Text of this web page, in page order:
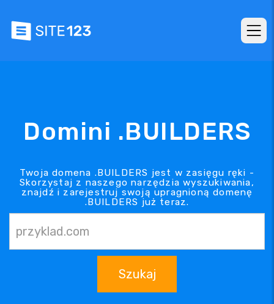
Domini .BUILDERS
Twoja domena .BUILDERS jest w zasięgu ręki -
Skorzystaj z naszego narzędzia wyszukiwania,
znajdź i zarejestruj swoją upragnioną domenę
.BUILDERS już teraz.
Szukaj